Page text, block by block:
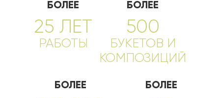
БОЛЕЕ
25 ЛЕТ
РАБОТЫ
БОЛЕЕ
500
БУКЕТОВ И
КОМПОЗИЦИЙ
БОЛЕЕ БОЛЕЕ